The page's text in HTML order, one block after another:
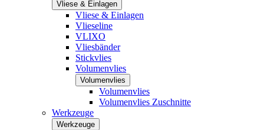
Vliese & Einlagen
Vliese & Einlagen
Vlieseline
VLIXO
Vliesbänder
Stickvlies
Volumenvlies
Volumenvlies
Volumenvlies
Volumenvlies Zuschnitte
Werkzeuge
Werkzeuge